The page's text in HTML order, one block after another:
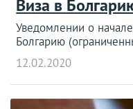
Виза в
Уведомлении о
Болгарию
12.02.2020